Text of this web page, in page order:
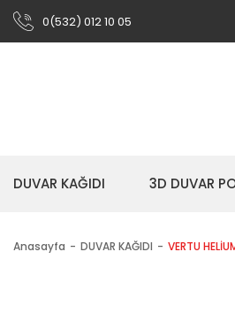
0(532) 012 10 05
DUVAR KAĞIDI 3D DUVAR
Anasayfa DUVAR KAĞIDI VERTU